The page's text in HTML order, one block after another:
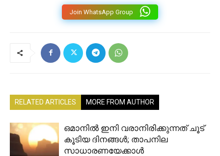
Join WhatsApp Group
RELATED ARTICLES MORE FROM AUTHOR
ഒമാനിൽ ഇനി വരാനിരിക്കുന്നത് ചൂട്
കൂടിയ ദിനങ്ങൾ; താപനില
സാധാരണയേക്കാൾ